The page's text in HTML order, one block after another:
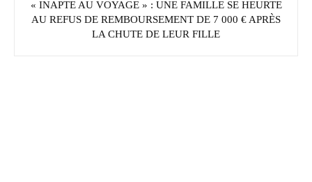
« INAPTE AU VOYAGE » : UNE FAMILLE SE HEURTE
AU REFUS DE REMBOURSEMENT DE 7 000 € APRÈS
LA CHUTE DE LEUR FILLE